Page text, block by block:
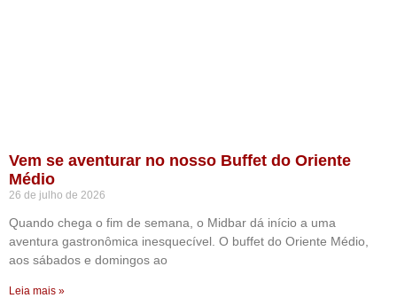
Vem se aventurar no nosso Buffet do Oriente
Médio
26 de julho de 2026
Quando chega o fim de semana, o Midbar dá início a uma
aventura gastronômica inesquecível. O buffet do Oriente Médio,
aos sábados e domingos ao
Leia mais »